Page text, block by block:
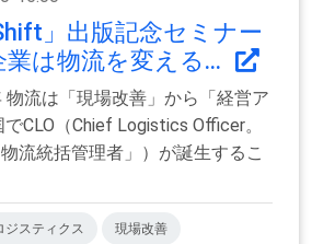
」出版記念セミナー
は物流を変える...
物流は「現場改善」から「経営ア
CLO（Chief Logistics Officer。
流統括管理者」）が誕生するこ
ジスティクス 現場改善